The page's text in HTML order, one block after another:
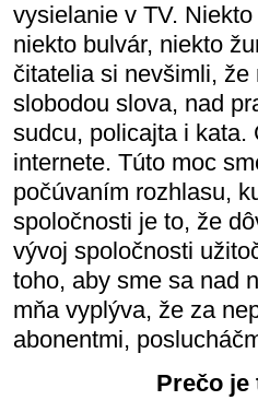
vysielanie v TV.
niekto bulvár, niekto
čitatelia si nevšimli,
slobodou slova, nad
sudcu, policajta i kata.
internete. Túto moc
počúvaním rozhlasu,
spoločnosti je to, že
vývoj spoločnosti
toho, aby sme sa nad
mňa vyplýva, že za
abonentmi,
Prečo je